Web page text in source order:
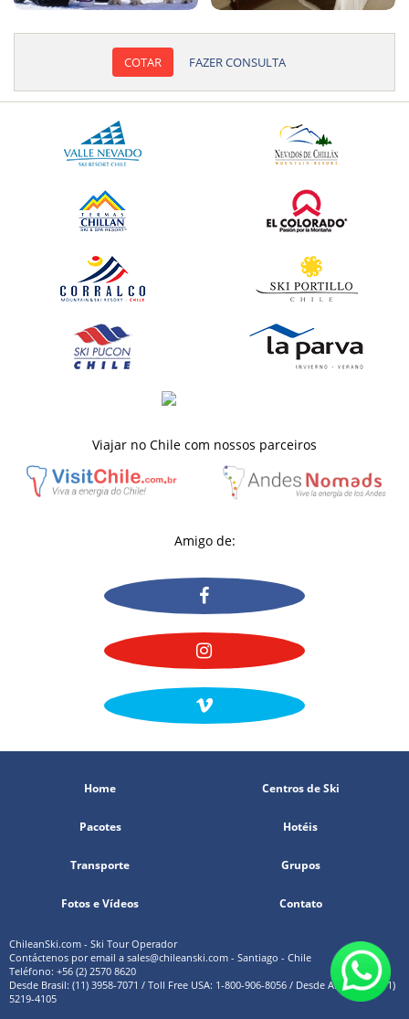
COTAR FAZER CONSULTA
Viajar no Chile com nossos parceiros
Amigo de:
Home Centros de Ski
Pacotes Hotéis
Transporte Grupos
Fotos e Vídeos Contato
ChileanSki.com - Ski Tour Operador
Contáctenos por email a sales@chileanski.com - Santiago - Chile
Teléfono: +56 (2) 2570 8620
Desde Brasil: (11) 3958-7071 / Toll Free USA: 1-800-906-8056 / Desde Argentina: (11)
5219-4105